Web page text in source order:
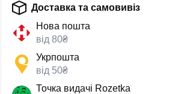
Доставка та самовивіз
Нова пошта
від 80₴
Укрпошта
від 50₴
Точка видачі Rozetka